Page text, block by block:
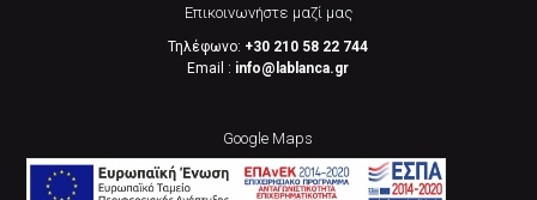
Επικοινωνήστε μαζί μας
Τηλέφωνο: +30 210 58 22 744
Email : info@lablanca.gr
Google Maps
Βρείτε μας στοGoogle Maps